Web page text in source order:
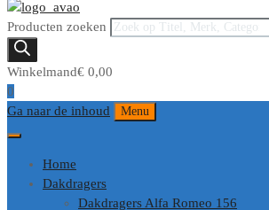
Producten zoeken
Winkelmand€ 0,00
0
Ga naar de inhoud
Menu
Home
Dakdragers
Dakdragers Alfa Romeo 156